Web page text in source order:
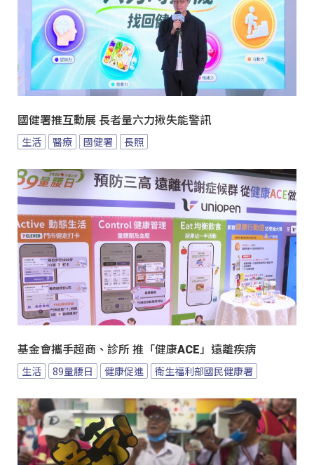
國健署推互動展 長者量六力揪失能警訊
生活 醫療 國健署 長照
基金會攜手超商、診所 推「健康ACE」遠離疾病
生活 89量腰日 健康促進 衛生福利部國民健康署